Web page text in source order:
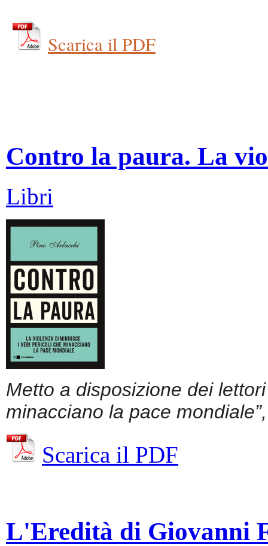
Scarica il PDF
Contro la paura. La
Libri
Metto a disposizione dei
minacciano la pace
Scarica il PDF
L'Eredità di Giovanni